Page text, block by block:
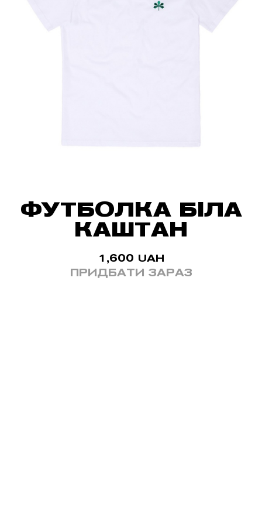
ФУТБОЛКА БІЛА
КАШТАН
1,600 UAH
ПРИДБАТИ ЗАРАЗ